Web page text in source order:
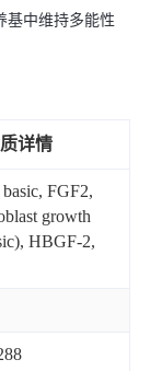
基中维持多能性
详情
FGF2,
growth
HBGF-2,